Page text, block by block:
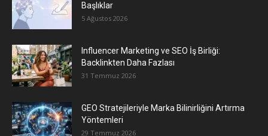
Başlıklar
5 Ağustos 2026
Influencer Marketing ve SEO İş Birliği:
Backlinkten Daha Fazlası
31 Temmuz 2026
GEO Stratejileriyle Marka Bilinirliğini Artırma
Yöntemleri
29 Temmuz 2026